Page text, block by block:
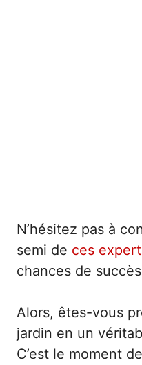
N’hésitez pas à
semi de ces
chances de
Alors, êtes-vous
jardin en un
C’est le moment